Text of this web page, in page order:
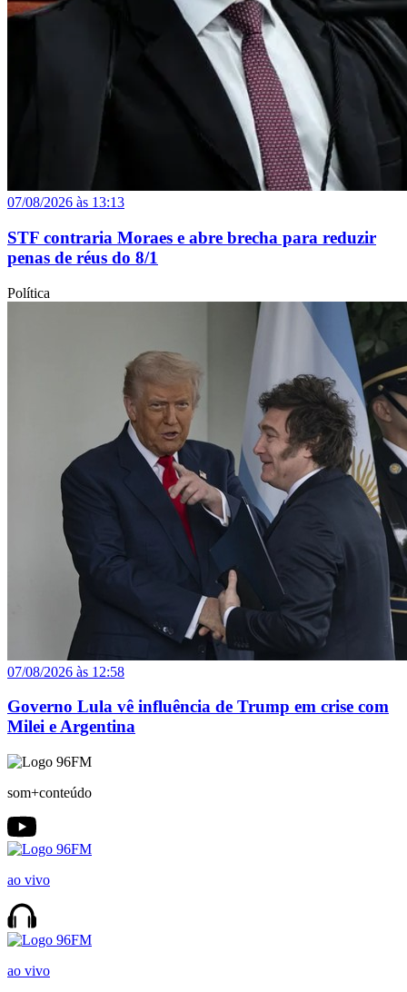
07/08/2026 às 13:13
STF contraria Moraes e abre brecha para reduzir
penas de réus do 8/1
Política
07/08/2026 às 12:58
Governo Lula vê influência de Trump em crise com
Milei e Argentina
som+conteúdo
ao vivo
ao vivo